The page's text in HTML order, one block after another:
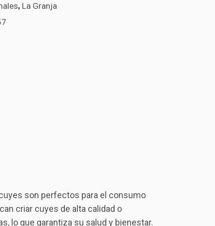
, La Granja
son perfectos para el consumo
criar cuyes de alta calidad o
lo que garantiza su salud y bienestar.